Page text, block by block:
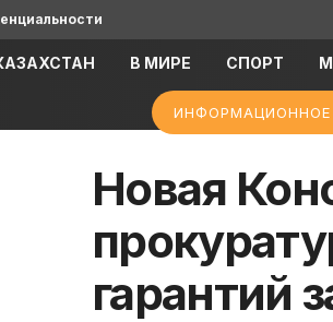
В МИРЕ СПОРТ
Новая
гарантий